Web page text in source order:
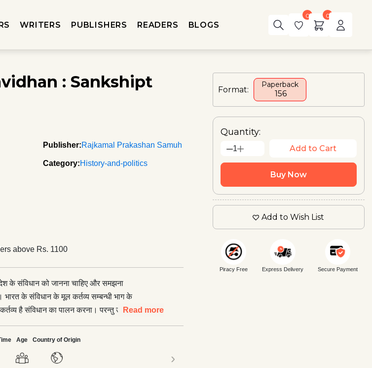
WRITERS PUBLISHERS READERS BLOGS
0 0
: Sankshipt
Publisher:Rajkamal Prakashan Samuh
Category:History-and-politics
above Rs. 1100
के संविधान को जानना चाहिए और समझना
भारत के संविधान के मूल कर्तव्‍य सम्‍बन्‍धी भाग के
है संविधान का पालन करना। परन्‍तु उसका
के बारे में बुनियादी जानकारी प्राप्‍त करने के
के विश्‍वविख्‍यात विशेषज्ञ डॉ. सुभाष
की है इसका विशेष उद्देश्‍य यह है कि पाठक को
Read more
Age Country of Origin
›
Format:
Paperback
₹ 156
Quantity:
1 Add to Cart
Buy Now
Add to Wish List
Piracy Free Express Delivery Secure Payment